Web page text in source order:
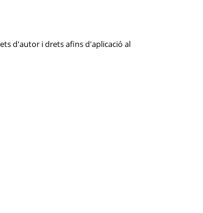
d'autor i drets afins d'aplicació al